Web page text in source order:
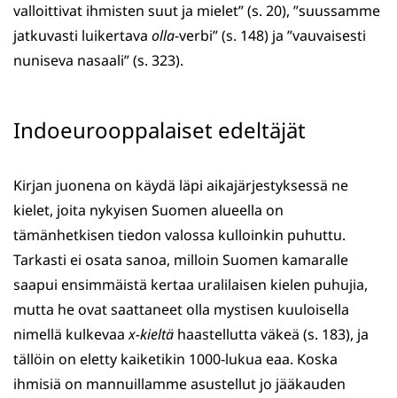
valloittivat ihmisten suut ja mielet” (s. 20), ”suussamme
jatkuvasti luikertava olla-verbi” (s. 148) ja ”vauvaisesti
nuniseva nasaali” (s. 323).
Indoeurooppalaiset edeltäjät
Kirjan juonena on käydä läpi aikajärjestyksessä ne
kielet, joita nykyisen Suomen alueella on
tämänhetkisen tiedon valossa kulloinkin puhuttu.
Tarkasti ei osata sanoa, milloin Suomen kamaralle
saapui ensimmäistä kertaa uralilaisen kielen puhujia,
mutta he ovat saattaneet olla mystisen kuuloisella
nimellä kulkevaax-kieltä haastellutta väkeä (s. 183), ja
tällöin on eletty kaiketikin 1000-lukua eaa. Koska
ihmisiä on mannuillamme asustellut jo jääkauden